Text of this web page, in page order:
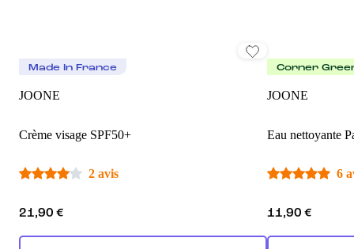
Made In France
JOONE
Crème visage SPF50+
2 avis
21,90 €
Corner
JOONE
Eau nettoyante
6
11,90 €